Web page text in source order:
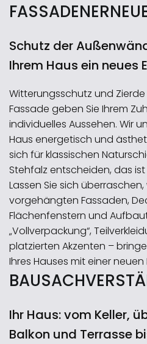
Schutz der
Ihrem Haus ein neues
Witterungsschutz und
Fassade geben Sie Ihrem
individuelles Aussehen. Wir
Haus energetisch und
sich für klassischen
Stehfalz entscheiden, das
Lassen Sie sich
vorgehängten Fassaden,
Flächenfenstern und
„Vollverpackung“,
platzierten Akzenten –
Ihres Hauses mit einer
Ihr Haus: vom Keller,
Balkon und Terrasse